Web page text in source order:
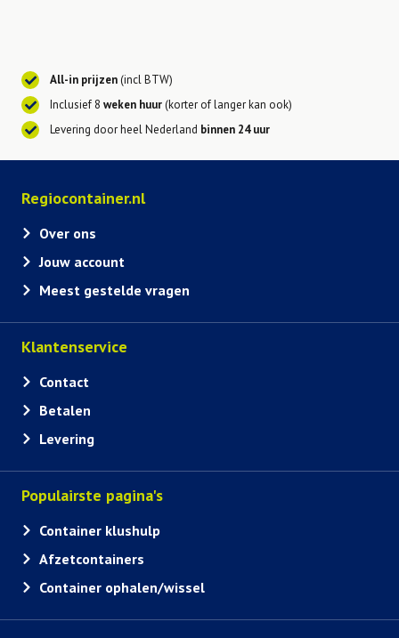
All-in prijzen(incl BTW)
Inclusief 8 weken huur(korter of langer kan ook)
Levering door heel Nederland binnen 24 uur
Regiocontainer.nl
Over ons
Jouw account
Meest gestelde vragen
Klantenservice
Contact
Betalen
Levering
Populairste pagina's
Container klushulp
Afzetcontainers
Container ophalen/wissel